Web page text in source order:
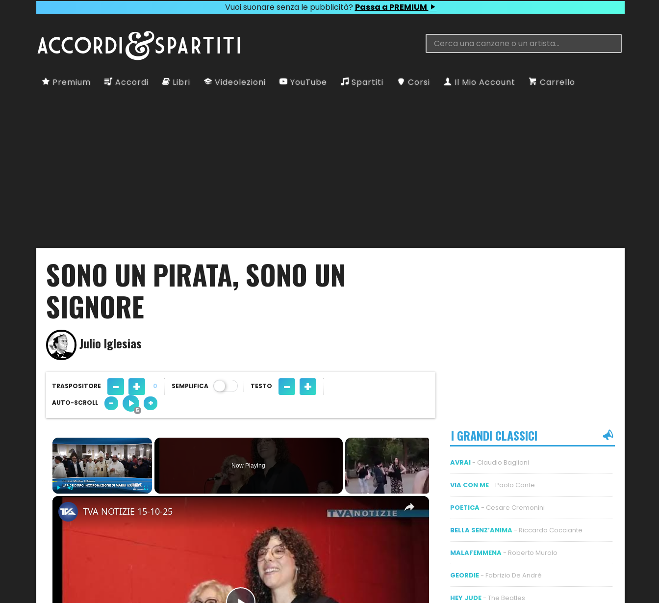
Vuoi suonare senza le pubblicità? Passa a PREMIUM
Premium Accordi Libri Videolezioni YouTube Spartiti Corsi Il Mio Account Carrello
SONO UN PIRATA, SONO UN
SIGNORE
Julio Iglesias
TRASPOSITORE - + 0 SEMPLIFICA TESTO - +
AUTO-SCROLL - +
×
Play Unmute Fullscreen
Now Playing
×
TVA NOTIZIE 15-10-25
I GRANDI CLASSICI
AVRAI - Claudio Baglioni
VIA CON ME - Paolo Conte
POETICA - Cesare Cremonini
BELLA SENZ’ANIMA - Riccardo Cocciante
MALAFEMMENA - Roberto Murolo
GEORDIE - Fabrizio De André
HEY JUDE - The Beatles